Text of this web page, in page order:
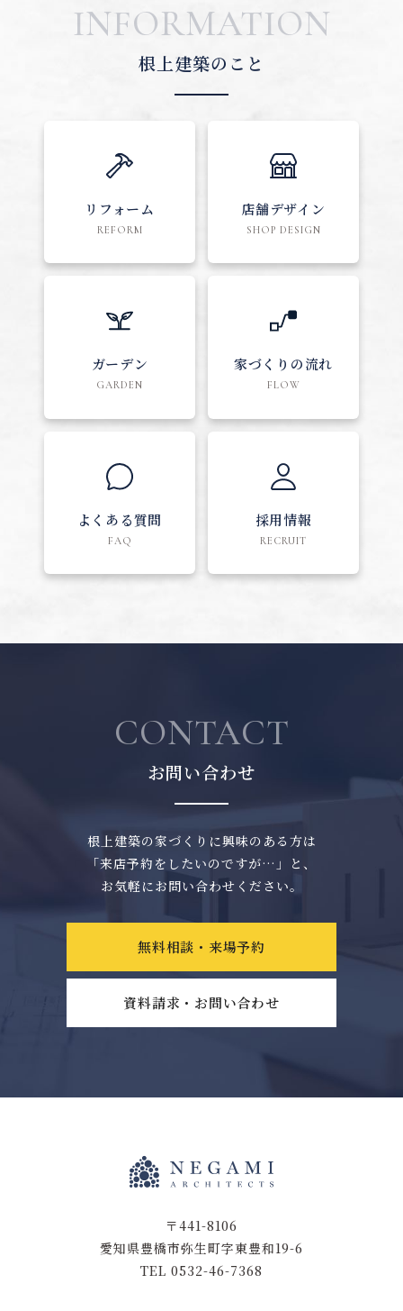
INFORMATION
根上建築のこと
リフォーム
REFORM
店舗デザイン
SHOP DESIGN
ガーデン
GARDEN
家づくりの流れ
FLOW
よくある質問
FAQ
採用情報
RECRUIT
CONTACT
お問い合わせ
根上建築の家づくりに興味のある方は
「来店予約をしたいのですが…」と、
お気軽にお問い合わせください。
無料相談・来場予約
資料請求・お問い合わせ
〒441-8106
愛知県豊橋市弥生町字東豊和19-6
TEL 0532-46-7368